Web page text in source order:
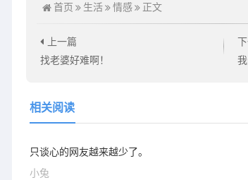
首页 生活 情感 正文
上一篇
找老婆好难啊！
相关阅读
只谈心的网友越来越少了。
小兔